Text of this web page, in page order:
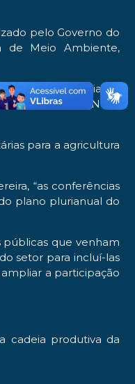
pelo Governo do
de Meio Ambiente,
familiares,
Ivinhema, Novo
para a agricultura
“as conferências
plano plurianual do
que venham
setor para incluí-las
a participação
cadeia produtiva da